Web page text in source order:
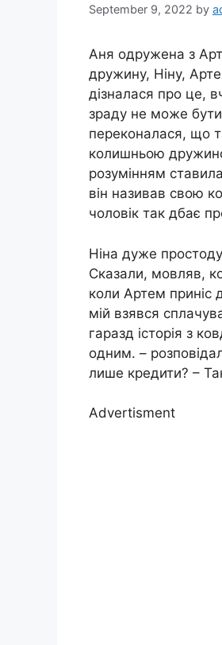
September 9, 2022 by
Аня одружена з
дружину, Ніну,
дізналася про це,
зраду не може
переконалася, що
колишньою
розумінням
він називав свою
чоловік так дбає
Ніна дуже
Сказали, мовляв,
коли Артем приніс
мій взявся
гаразд історія з
одним. –
лише кредити? –
Advertisment